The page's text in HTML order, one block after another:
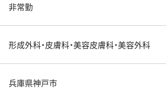
非常勤
形成外科・皮膚科・美容皮膚科・美容外科
兵庫県神戸市